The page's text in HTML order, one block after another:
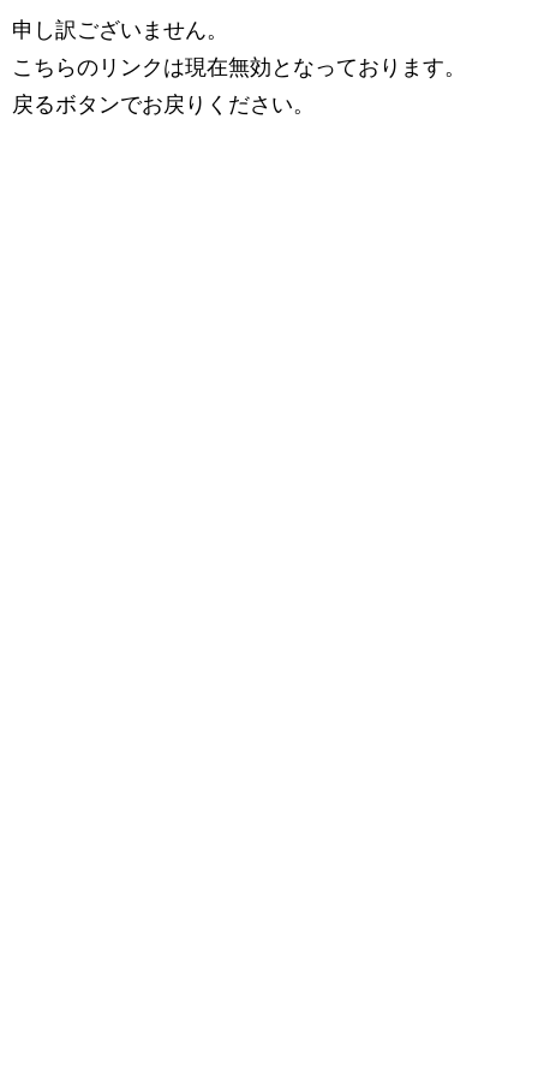
申し訳ございません。
こちらのリンクは現在無効となっております。
戻るボタンでお戻りください。